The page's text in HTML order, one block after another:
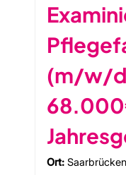
(m/w/
Ort: Saarbrücken